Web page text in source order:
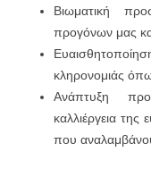
Βιωματική
προγόνων μας
κληρονομιάς
Ανάπτυξη
καλλιέργεια της
που